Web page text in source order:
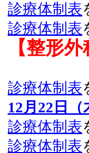
診療体制表
診療体制表
【整形
診療体制表
12月22日
診療体制表
診療体制表